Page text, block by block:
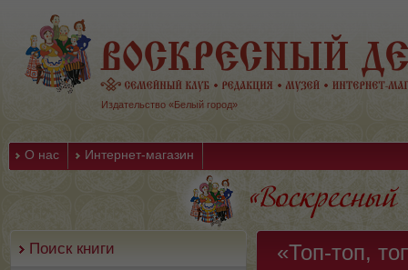
Издательство «Белый город»
О нас Интернет-магазин
Поиск книги «Топ-топ,